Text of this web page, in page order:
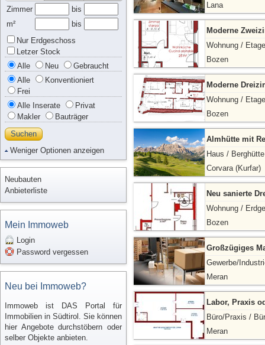
Zimmer
bis
m²
bis
Nur Erdgeschoss
Letzer Stock
Alle
Neu
Gebraucht
Alle
Konventioniert
Frei
Alle Inserate
Privat
Makler
Bauträger
Suchen
Weniger Optionen anzeigen
Neubauten
Anbieterliste
Mein Immoweb
Login
Password vergessen
Neu bei Immoweb?
Immoweb ist DAS Portal für
Immobilien in Südtirol. Sie können
hier Angebote durchstöbern oder
selber Objekte anbieten.
Lana
Moderne
Wohnung / Etage
Bozen
Moderne
Wohnung / Etage
Bozen
Almhütte mit
Haus / Berghütte
Corvara (Kurfar)
Neu sanierte
Wohnung /
Bozen
Großzügiges
Gewerbe/
Meran
Labor, Praxis
Büro/Praxis /
Meran